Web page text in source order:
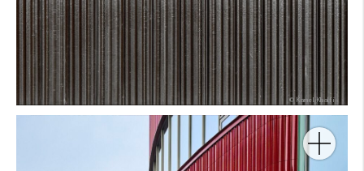
Forma:
Foto:
© Kamel Khalfi